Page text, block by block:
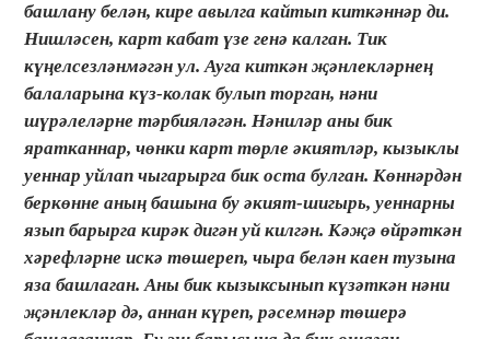
башлану белән, кире авылга кайтып киткәннәр ди.
Нишләсен, карт кабат үзе генә калган. Тик
күңелсезләнмәгән ул. Ауга киткән җәнлекләрнең
балаларына күз-колак булып торган, нәни
шүрәлеләрне тәрбияләгән. Нәниләр аны бик
яратканнар, чөнки карт төрле әкиятләр, кызыклы
уеннар уйлап чыгарырга бик оста булган. Көннәрдән
беркөнне аның башына бу әкият-шигырь, уеннарны
язып барырга кирәк дигән уй килгән. Кәҗә өйрәткән
хәрефләрне искә төшереп, чыра белән каен тузына
яза башлаган. Аны бик кызыксынып күзәткән нәни
җәнлекләр дә, аннан күреп, рәсемнәр төшерә